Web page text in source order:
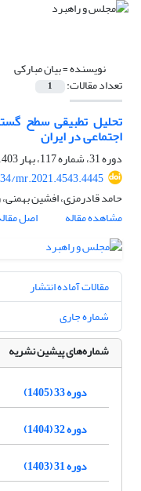
نویسنده =بیان مبارکی
تعداد مقالات: 1
تحلیل تطبیقی سطح
اجتماعی در ایران
دوره 31، شماره 117، بهار 1403، صفحه
mr.2021.4543.4445
حامد قادرمزی، افشین بهمنی،
مشاهده مقاله
اصل
مقالات آماده انتشار
شماره جاری
شماره‌های پیشین نشریه
دوره 33 (1405)
دوره 32 (1404)
دوره 31 (1403)